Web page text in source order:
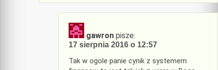
gawron pisze:
17 sierpnia 2016 o 12:57
Tak w ogole panie cynik z systemem